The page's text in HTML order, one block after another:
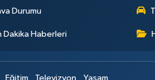
Durumu
Dakika Haberleri
Eğitim Televizyon Yaşam